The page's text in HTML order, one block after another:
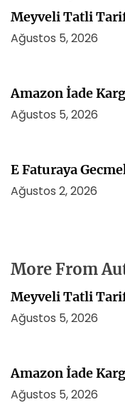
Meyveli Tatli
Ağustos 5, 2026
Amazon İade
Ağustos 5, 2026
E Faturaya
Ağustos 2, 2026
More From
Meyveli Tatli
Ağustos 5, 2026
Amazon İade
Ağustos 5, 2026